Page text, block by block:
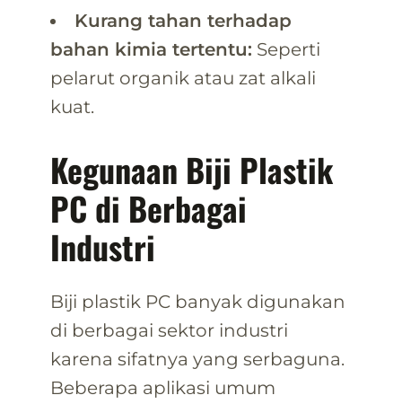
Kurang tahan terhadap
bahan kimia tertentu: Seperti
pelarut organik atau zat alkali
kuat.
Kegunaan Biji Plastik
PC di Berbagai
Industri
Biji plastik PC banyak digunakan
di berbagai sektor industri
karena sifatnya yang serbaguna.
Beberapa aplikasi umum